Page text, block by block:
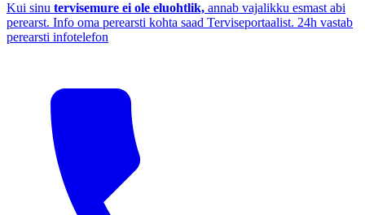
Kui sinu tervisemure ei ole eluohtlik, annab vajalikku esmast abi
perearst. Info oma perearsti kohta saad Terviseportaalist. 24h vastab
perearsti infotelefon